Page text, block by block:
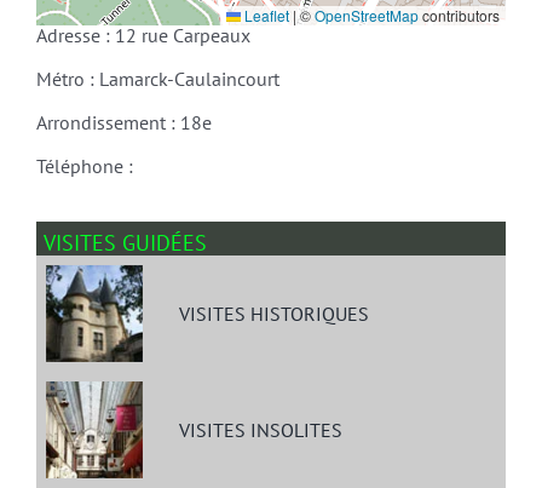
Leaflet |©OpenStreetMapcontributors
Adresse : 12 rue Carpeaux
Métro : Lamarck-Caulaincourt
Arrondissement : 18e
Téléphone :
VISITES GUIDÉES
VISITES HISTORIQUES
VISITES INSOLITES